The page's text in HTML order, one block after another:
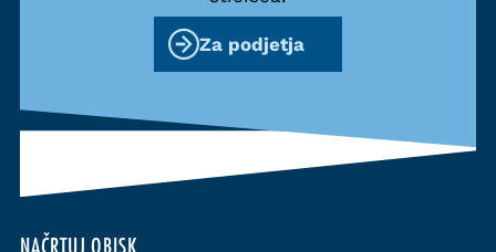
NAČRTUJ OBISK
Za podjetja